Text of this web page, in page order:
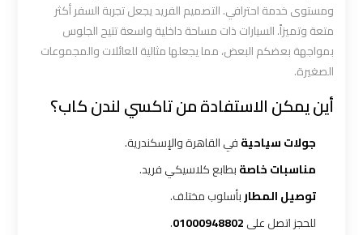
ومستوى خدمة احترافي. التصميم الفريد يجعل تجربة السفر أكثر
متعة وتميزاً. السيارات ذات مساحة داخلية واسعة تتيح الجلوس
بمواجهة بعضكم البعض، مما يجعلها مثالية للعائلات والمجموعات
الصغيرة.
أين يمكن الاستفادة من تاكسي لندن كاب؟
جولات سياحيةفي القاهرة والإسكندرية.
مناسبات خاصةبطابع كلاسيكي فريد.
توصيل المطاربأسلوب مختلف.
للحجز اتصل على01000948802
.
توصيل
المطار
ليموزين